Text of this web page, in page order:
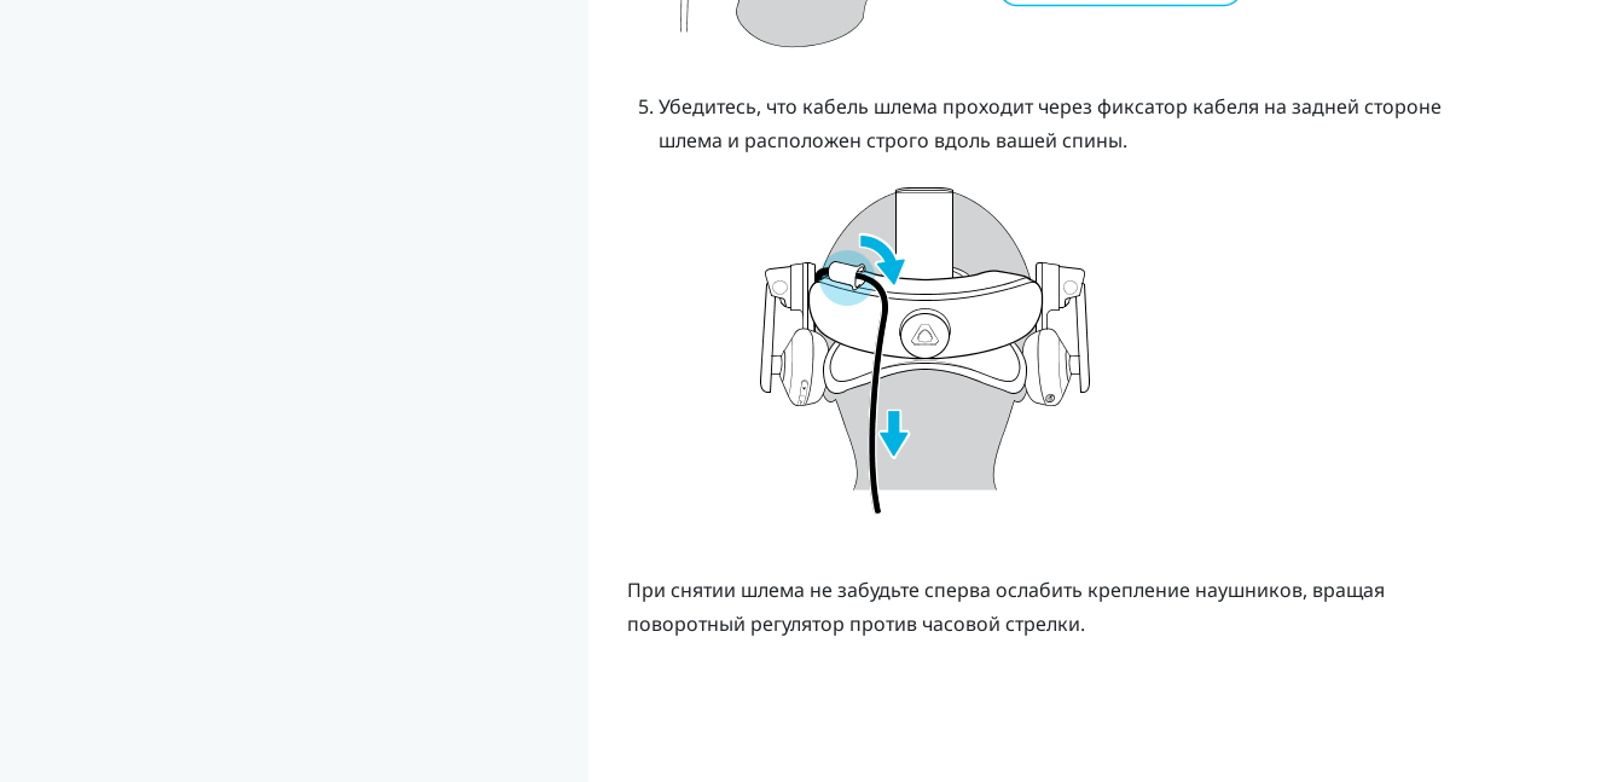
Убедитесь, что кабель шлема проходит через фиксатор кабеля на задней стороне
шлема и расположен строго вдоль вашей спины.
При снятии шлема не забудьте сперва ослабить крепление наушников, вращая
поворотный регулятор против часовой стрелки.